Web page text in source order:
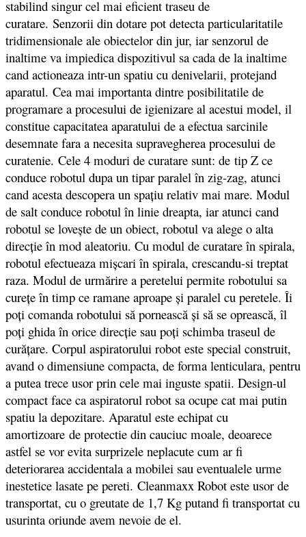
stabilind singur cel mai eficient traseu de
curatare. Senzorii din dotare pot detecta particularitatile
tridimensionale ale obiectelor din jur, iar senzorul de
inaltime va impiedica dispozitivul sa cada de la inaltime
cand actioneaza intr-un spatiu cu denivelarii, protejand
aparatul. Cea mai importanta dintre posibilitatile de
programare a procesului de igienizare al acestui model, il
constitue capacitatea aparatului de a efectua sarcinile
desemnate fara a necesita supravegherea procesului de
curatenie. Cele 4 moduri de curatare sunt: de tip Z ce
conduce robotul dupa un tipar paralel în zig-zag, atunci
cand acesta descopera un spaţiu relativ mai mare. Modul
de salt conduce robotul în linie dreapta, iar atunci cand
robotul se loveşte de un obiect, robotul va alege o alta
direcţie în mod aleatoriu. Cu modul de curatare în spirala,
robotul efectueaza mişcari în spirala, crescandu-si treptat
raza. Modul de urmărire a peretelui permite robotului sa
cureţe în timp ce ramane aproape şi paralel cu peretele. Îi
poţi comanda robotului să pornească şi să se oprească, îl
poţi ghida în orice direcţie sau poţi schimba traseul de
curăţare. Corpul aspiratorului robot este special construit,
avand o dimensiune compacta, de forma lenticulara, pentru
a putea trece usor prin cele mai inguste spatii. Design-ul
compact face ca aspiratorul robot sa ocupe cat mai putin
spatiu la depozitare. Aparatul este echipat cu
amortizoare de protectie din cauciuc moale, deoarece
astfel se vor evita surprizele neplacute cum ar fi
deteriorarea accidentala a mobilei sau eventualele urme
inestetice lasate pe pereti. Cleanmaxx Robot este usor de
transportat, cu o greutate de 1,7 Kg putand fi transportat cu
usurinta oriunde avem nevoie de el.